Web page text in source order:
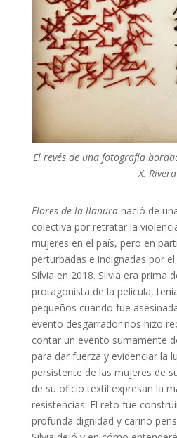
El revés de una fotografía
X. Rivera
Flores de la llanuranació de
colectiva por retratar la
mujeres en el país, pero en
perturbadas e indignadas por
Silvia en 2018. Silvia era prima
protagonista de la película,
pequeños cuando fue
evento desgarrador nos hizo
contar un evento sumamente
para dar fuerza y evidenciar la
persistente de las mujeres de
de su oficio textil expresan la
resistencias. El reto fue
profunda dignidad y cariño